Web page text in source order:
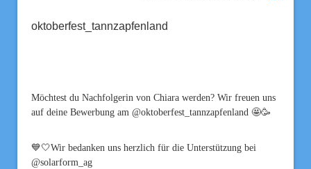
oktoberfest_tannzapfenland
Möchtest du Nachfolgerin von Chiara werden? Wir freuen uns
auf deine Bewerbung am @oktoberfest_tannzapfenland 🤩🥳
💙🤍Wir bedanken uns herzlich für die Unterstützung bei
@solarform_ag